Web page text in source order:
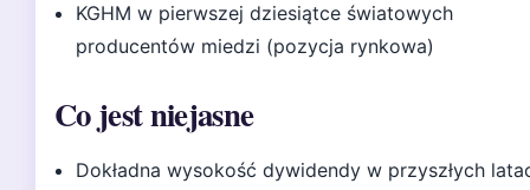
KGHM w pierwszej dziesiątce światowych
producentów miedzi (pozycja rynkowa)
Co jest niejasne
Dokładna wysokość dywidendy w przyszłych